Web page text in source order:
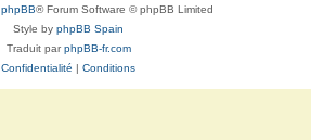
phpBB® Forum Software © phpBB Limited
Style by phpBB Spain
Traduit parphpBB-fr.com
Confidentialité | Conditions